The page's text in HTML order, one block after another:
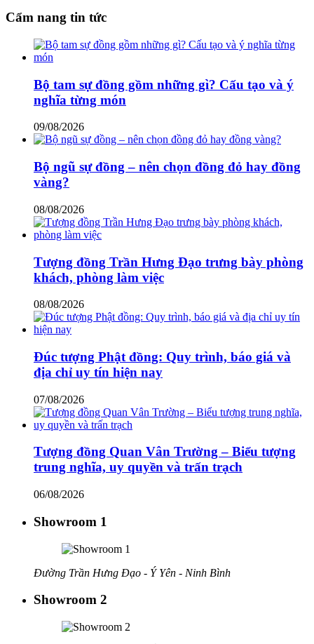
Cẩm nang tin tức
Bộ tam sự đồng gồm những gì? Cấu tạo và ý
nghĩa từng món
09/08/2026
Bộ ngũ sự đồng – nên chọn đồng đỏ hay đồng
vàng?
08/08/2026
Tượng đồng Trần Hưng Đạo trưng bày phòng
khách, phòng làm việc
08/08/2026
Đúc tượng Phật đồng: Quy trình, báo giá và
địa chỉ uy tín hiện nay
07/08/2026
Tượng đồng Quan Vân Trường – Biểu tượng
trung nghĩa, uy quyền và trấn trạch
06/08/2026
Showroom 1
Đường Trần Hưng Đạo - Ý Yên - Ninh Bình
Showroom 2